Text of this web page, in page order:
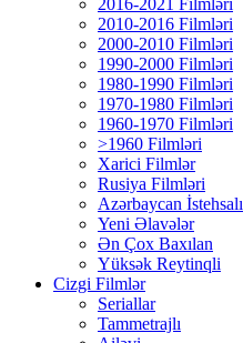
2016-2021 Filmləri
2010-2016 Filmləri
2000-2010 Filmləri
1990-2000 Filmləri
1980-1990 Filmləri
1970-1980 Filmləri
1960-1970 Filmləri
>1960 Filmləri
Xarici Filmlər
Rusiya Filmləri
Azərbaycan İstehsalı
Yeni Əlavələr
Ən Çox Baxılan
Yüksək Reytinqli
Cizgi Filmlər
Seriallar
Tammetrajlı